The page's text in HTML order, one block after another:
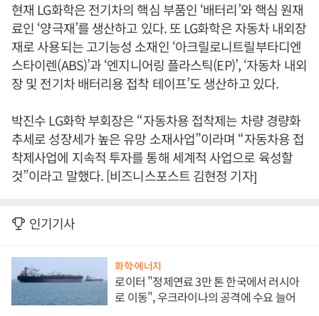
현재 LG화학은 전기차의 핵심 부품인 ‘배터리’와 핵심 원재
료인 ‘양극재’를 생산하고 있다. 또 LG화학은 자동차 내외장
재로 사용되는 고기능성 소재인 ‘아크릴로니트릴부타디엔
스타이렌(ABS)’과 ‘엔지니어링 플라스틱(EP)’, ‘자동차 내외
장 및 전기차 배터리용 접착 테이프’도 생산하고 있다.
박진수 LG화학 부회장은 “자동차용 접착제는 차량 경량화
추세로 성장세가 높은 유망 소재사업”이라며 “자동차용 접
착제사업에 지속적 투자를 통해 세계적 사업으로 육성할
것”이라고 말했다. [비즈니스포스트 김현정 기자]
인기기사
화학·에너지
로이터 "정제연료 3만 톤 한국에서 러시아
로 이동", 우크라이나의 공격에 수요 늘어